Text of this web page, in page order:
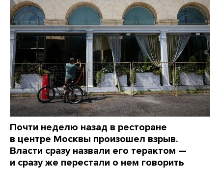
Почти неделю назад в ресторане
в центре Москвы произошел взрыв.
Власти сразу назвали его терактом —
и сразу же перестали о нем говорить